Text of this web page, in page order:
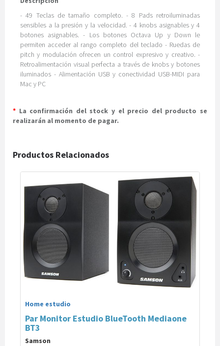
- 49 Teclas de tamaño completo. - 8 Pads retroiluminadas
sensibles a la presión y la velocidad. - 4 knobs asignables y 4
botones asignables. - Los botones Octava Up y Down le
permiten acceder al rango completo del teclado - Ruedas de
pitch y modulación ofrecen un control expresivo y creativo. -
Retroalimentación visual perfecta a través de knobs y botones
iluminados - Alimentación USB y conectividad USB-MIDI para
Mac y PC
* La confirmación del stock y el precio del producto se
realizarán al momento de pagar.
Productos Relacionados
Home estudio
Par Monitor Estudio BlueTooth Mediaone
BT3
Samson